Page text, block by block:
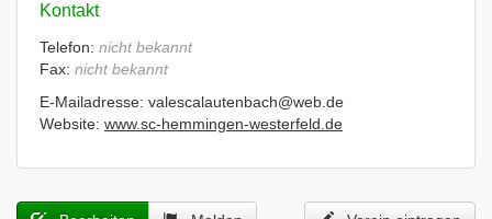
Kontakt
Telefon: nicht bekannt
Fax: nicht bekannt
E-Mailadresse: valescalautenbach@web.de
Website: www.sc-hemmingen-westerfeld.de